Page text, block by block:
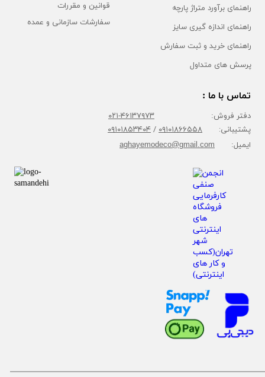
راهنمای برآورد متراژ پارچه
راهنمای اندازه گیری سایز
راهنمای خرید و ثبت سفارش
پرسش های متداول
قوانین و مقررات
سفارشات سازمانی و عمده
تماس با ما :
دفتر فروش: ۴۶۱۳۷۹۷۳-۰۲۱
پشتیبانی: ۰۹۱۰۱۸۶۶۵۵۸/۰۹۱۰۱۸۵۳۴۰۴
ایمیل: aghayemodeco@gmail.com